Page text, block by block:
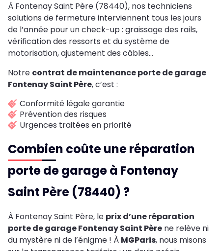
À Fontenay Saint Père (78440), nos techniciens
solutions de fermeture interviennent tous les jours
de l’année pour un check-up : graissage des rails,
vérification des ressorts et du système de
motorisation, ajustement des câbles…
Notre contrat de maintenance porte de garage
Fontenay Saint Père, c’est :
Conformité légale garantie
Prévention des risques
Urgences traitées en priorité
Combien coûte une réparation
porte de garage à Fontenay
Saint Père (78440) ?
À Fontenay Saint Père, le prix d’une réparation
porte de garage Fontenay Saint Père ne relève ni
du mystère ni de l’énigme ! À MGParis, nous misons